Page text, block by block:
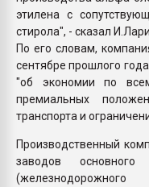
этилена с
стирола", - сказал
По его словам,
сентябре прошлого
"об экономии по
премиальных
транспорта и
Производственный
заводов основного